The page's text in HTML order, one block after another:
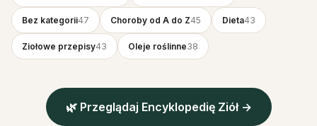
Bez kategorii47 Choroby od A do Z45 Dieta43
Ziołowe przepisy43 Oleje roślinne38
🌿 Przeglądaj Encyklopedię Ziół →